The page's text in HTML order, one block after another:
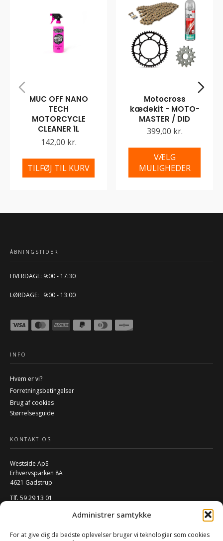
Administrer samtykke
For at give dig de bedste oplevelser bruger vi teknologier som cookies
MUC OFF NANO
TECH
MOTORCYCLE
CLEANER 1L
142,00 kr.
TILFØJ TIL KURV
Motocross
kædekit - MOTO-
MASTER / DID
399,00 kr.
VÆLG
MULIGHEDER
ÅBNINGSTIDER
HVERDAGE: 9:00 - 17:30
LØRDAGE: 9:00 - 13:00
INFO
Hvem er vi?
Forretningsbetingelser
Brug af cookies
Størrelsesguide
KONTAKT OS
Westside ApS
Erhvervsparken 8A
4621 Gadstrup
Tlf. 59 29 13 01